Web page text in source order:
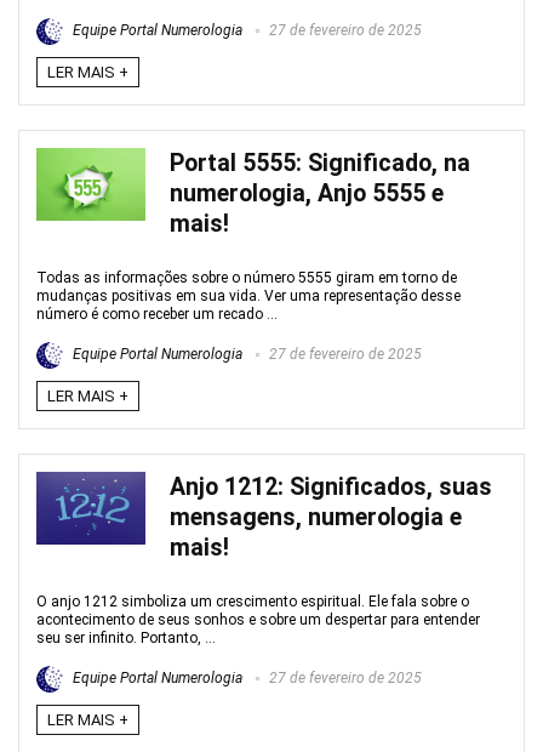
Equipe Portal Numerologia 27 de fevereiro de 2025
LER MAIS +
Portal 5555: Significado, na
numerologia, Anjo 5555 e
mais!
Todas as informações sobre o número 5555 giram em torno de
mudanças positivas em sua vida. Ver uma representação desse
número é como receber um recado ...
Equipe Portal Numerologia 27 de fevereiro de 2025
LER MAIS +
Anjo 1212: Significados, suas
mensagens, numerologia e
mais!
O anjo 1212 simboliza um crescimento espiritual. Ele fala sobre o
acontecimento de seus sonhos e sobre um despertar para entender
seu ser infinito. Portanto, ...
Equipe Portal Numerologia 27 de fevereiro de 2025
LER MAIS +